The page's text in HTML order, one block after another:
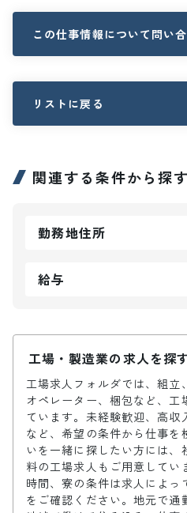
この仕事情報について問い
リストに戻る
関連する条件から探す
勤務地住所
給与
工場・製造業の求人を探
工場求人フォルダでは、組立
オペレーター、梱包など、工
ています。未経験歓迎、高収
など、希望の条件から仕事を
いを一緒に探したい方には
料の工場求人もご用意してい
時間、寮の条件は求人によ
をご確認ください。地元で通